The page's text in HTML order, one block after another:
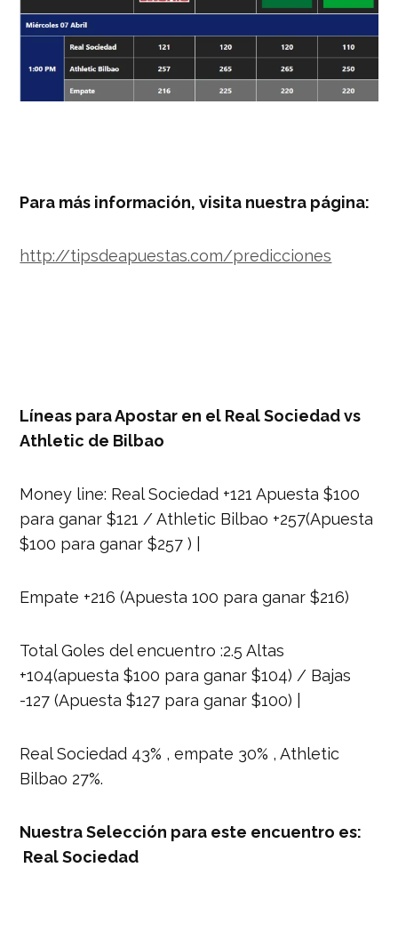
Para más información, visita nuestra página:
http://tipsdeapuestas.com/predicciones
Líneas para Apostar en el Real Sociedad vs
Athletic de Bilbao
Money line: Real Sociedad +121 Apuesta $100
para ganar $121 / Athletic Bilbao +257(Apuesta
$100 para ganar $257 ) |
Empate +216 (Apuesta 100 para ganar $216)
Total Goles del encuentro :2.5 Altas
+104(apuesta $100 para ganar $104) / Bajas
-127 (Apuesta $127 para ganar $100) |
Real Sociedad 43% , empate 30% , Athletic
Bilbao 27%.
Nuestra Selección para este encuentro es:
Real Sociedad